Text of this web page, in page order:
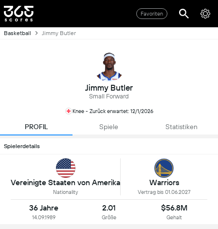
Favoriten
Basketball Jimmy Butler
Jimmy Butler
Small Forward
Knee - Zurück erwartet: 12/1/2026
PROFIL Spiele Statistiken
Spielerdetails
Vereinigte Staaten von Amerika
Nationality
Warriors
Vertrag bis 01.06.2027
36 Jahre
14.09.1989
2.01
Größe
$56.8M
Gehalt